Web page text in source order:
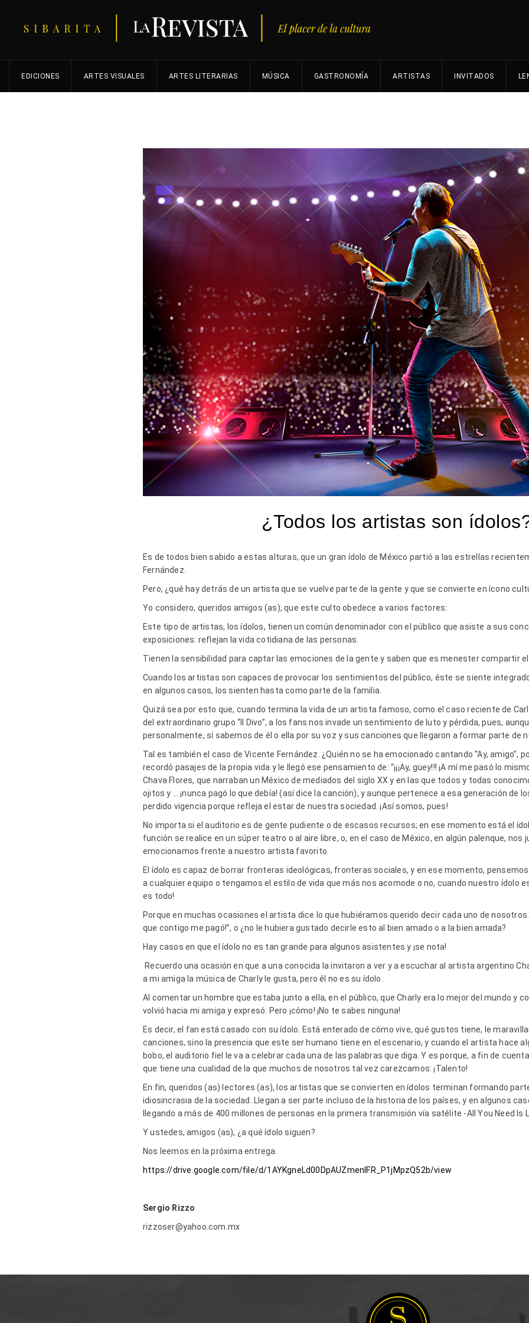
EDICIONES ARTES VISUALES ARTES LITERARIAS MÚSICA GASTRONOMÍA ARTISTAS INVITADOS
¿Todos los artistas son
Es de todos bien sabido a estas alturas, que un gran ídolo de México partió a las estrellas
Fernández.
Pero, ¿qué hay detrás de un artista que se vuelve parte de la gente y que se convierte en ícono
Yo considero, queridos amigos (as), que este culto obedece a varios factores:
Este tipo de artistas, los ídolos, tienen un común denominador con el público que asiste a sus
exposiciones: reflejan la vida cotidiana de las personas.
Tienen la sensibilidad para captar las emociones de la gente y saben que es menester compartir
Cuando los artistas son capaces de provocar los sentimientos del público, éste se siente
en algunos casos, los sienten hasta como parte de la familia.
Quizá sea por esto que, cuando termina la vida de un artista famoso, como el caso reciente de
del extraordinario grupo “Il Divo”, a los fans nos invade un sentimiento de luto y pérdida, pues,
personalmente, sí sabemos de él o ella por su voz y sus canciones que llegaron a formar parte de
Tal es también el caso de Vicente Fernández. ¿Quién no se ha emocionado cantando “Ay, amigo”,
recordó pasajes de la propia vida y le llegó ese pensamiento de: “¡¡¡Ay, güey!!! ¡A mí me pasó lo
Chava Flores, que narraban un México de mediados del siglo XX y en las que todos y todas
ojitos y … ¡nunca pagó lo que debía! (así dice la canción), y aunque pertenece a esa generación de
perdido vigencia porque refleja el estar de nuestra sociedad. ¡Así somos, pues!
No importa si el auditorio es de gente pudiente o de escasos recursos; en ese momento está el
función se realice en un súper teatro o al aire libre, o, en el caso de México, en algún palenque,
emocionamos frente a nuestro artista favorito.
El ídolo es capaz de borrar fronteras ideológicas, fronteras sociales, y en ese momento,
a cualquier equipo o tengamos el estilo de vida que más nos acomode o no, cuando nuestro ídolo
es todo!
Porque en muchas ocasiones el artista dice lo que hubiéramos querido decir cada uno de nosotros.
que contigo me pagó!”, o ¿no le hubiera gustado decirle esto al bien amado o a la bien amada?
Hay casos en que el ídolo no es tan grande para algunos asistentes y ¡se nota!
Recuerdo una ocasión en que a una conocida la invitaron a ver y a escuchar al artista argentino
a mi amiga la música de Charly le gusta, pero él no es su ídolo.
Al comentar un hombre que estaba junto a ella, en el público, que Charly era lo mejor del mundo y
volvió hacia mi amiga y expresó: Pero ¡cómo! ¡No te sabes ninguna!
Es decir, el fan está casado con su ídolo. Está enterado de cómo vive, qué gustos tiene, le
canciones, sino la presencia que este ser humano tiene en el escenario, y cuando el artista hace
bobo, el auditorio fiel le va a celebrar cada una de las palabras que diga. Y es porque, a fin de
que tiene una cualidad de la que muchos de nosotros tal vez carezcamos: ¡Talento!
En fin, queridos (as) lectores (as), los artistas que se convierten en ídolos terminan formando
idiosincrasia de la sociedad. Llegan a ser parte incluso de la historia de los países, y en algunos
llegando a más de 400 millones de personas en la primera transmisión vía satélite -All You Need Is
Y ustedes, amigos (as), ¿a qué ídolo siguen?
Nos leemos en la próxima entrega.
https://drive.google.com/file/d/1AYKgneLd00DpAUZmenlFR_P1jMpzQ52b/view
Sergio Rizzo
rizzoser@yahoo.com.mx